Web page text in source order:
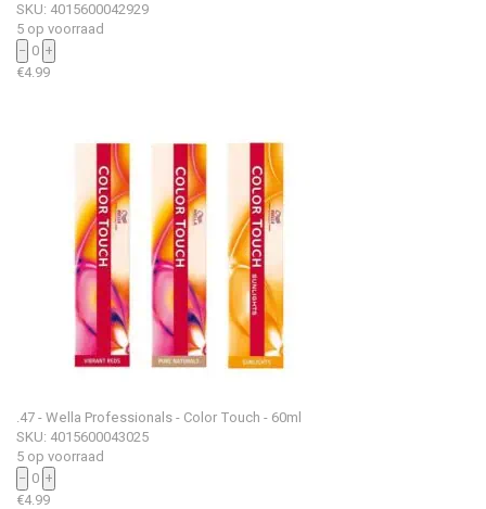
SKU: 4015600042929
5 op voorraad
− 0 +
€4.99
.47 - Wella Professionals - Color Touch - 60ml
SKU: 4015600043025
5 op voorraad
− 0 +
€4.99